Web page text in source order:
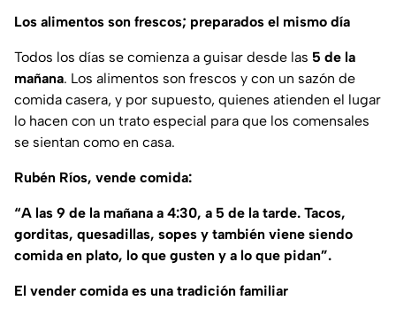
Los alimentos son frescos; preparados el mismo día
Todos los días se comienza a guisar desde las 5 de la
mañana. Los alimentos son frescos y con un sazón de
comida casera, y por supuesto, quienes atienden el lugar
lo hacen con un trato especial para que los comensales
se sientan como en casa.
Rubén Ríos, vende comida:
“A las 9 de la mañana a 4:30, a 5 de la tarde. Tacos,
gorditas, quesadillas, sopes y también viene siendo
comida en plato, lo que gusten y a lo que pidan”.
El vender comida es una tradición familiar